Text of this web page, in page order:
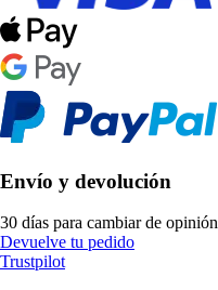
Envío y devolución
30 días para cambiar de opinión
Devuelve tu pedido
Trustpilot